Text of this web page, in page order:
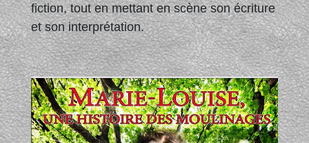
fiction, tout en mettant en scène son écriture
et son interprétation.